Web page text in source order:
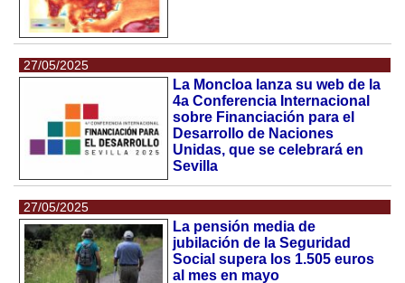
27/05/2025
La Moncloa lanza su web de la
4a Conferencia Internacional
sobre Financiación para el
Desarrollo de Naciones
Unidas, que se celebrará en
Sevilla
27/05/2025
La pensión media de
jubilación de la Seguridad
Social supera los 1.505 euros
al mes en mayo